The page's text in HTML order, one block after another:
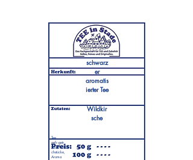
schwarz
er
aromatis
ierter Tee
Wildkir
sche
Tee,
gefr.-getr.
Sauerkirs
chstücke,
Aroma